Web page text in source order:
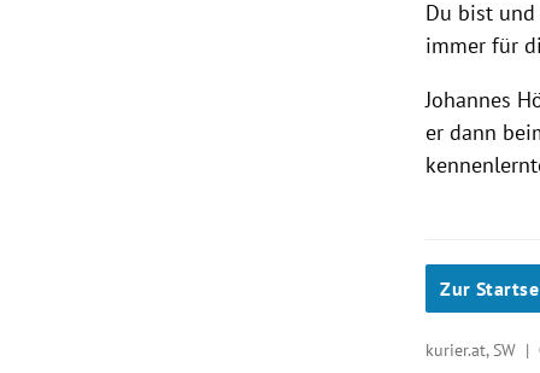
Du bist
immer für
Johannes
er dann
Zur
kurier.at, SW |